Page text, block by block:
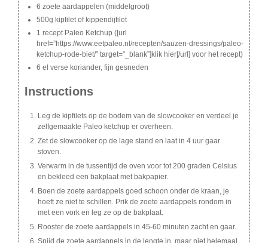
6 zoete aardappelen (middelgroot)
500g kipfilet of kippendijfilet
1 recept Paleo Ketchup ([url
href=”https://www.eetpaleo.nl/recepten/sauzen-dressings/paleo-
ketchup-rode-biet/” target=”_blank”]klik hier[/url] voor het recept)
6 el verse koriander, fijn gesneden
Instructions
Leg de kipfilets op de bodem van de slowcooker en verdeel je
zelfgemaakte Paleo ketchup er overheen.
Zet de slowcooker op de lage stand en laat in 4 uur gaar
stoven.
Verwarm in de tussentijd de oven voor tot 200 graden Celsius
en bekleed een bakplaat met bakpapier.
Boen de zoete aardappels goed schoon onder de kraan, je
hoeft ze niet te schillen. Prik de zoete aardappels rondom in
met een vork en leg ze op de bakplaat.
Rooster de zoete aardappels in 45-60 minuten zacht en gaar.
Snijd de zoete aardappels in de lengte in, maar niet helemaal.